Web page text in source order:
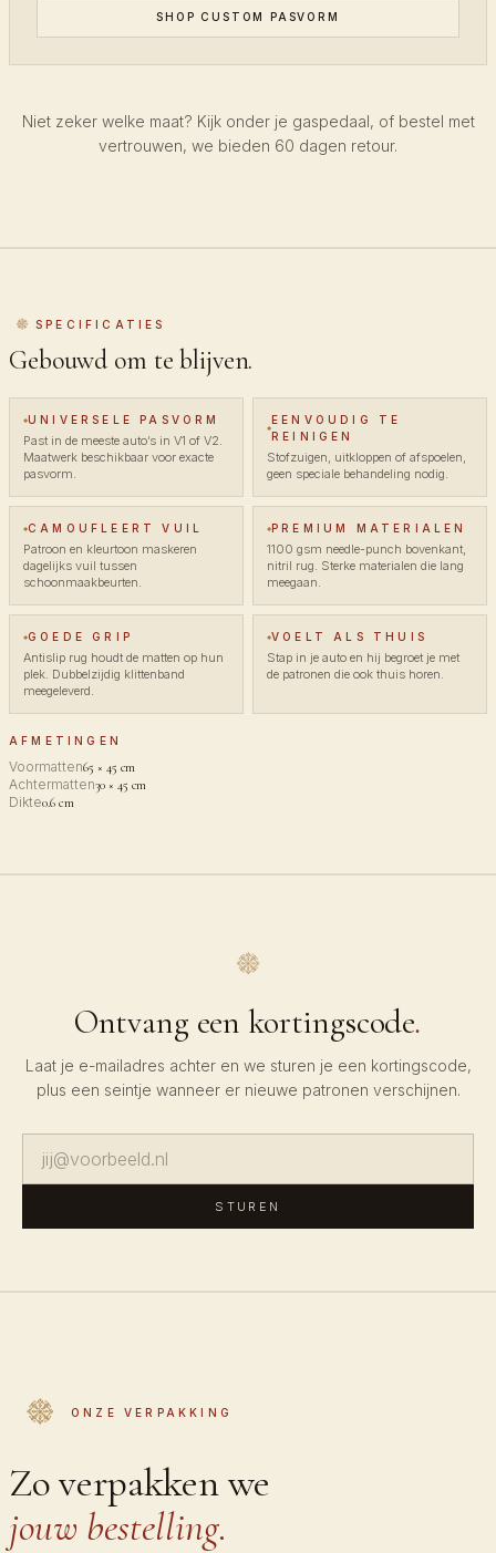
SHOP CUSTOM PASVORM
Niet zeker welke maat? Kijk onder je gaspedaal, of bestel met
vertrouwen, we bieden 60 dagen retour.
SPECIFICATIES
Gebouwd om te blijven.
UNIVERSELE PASVORM
Past in de meeste auto’s in V1 of V2.
Maatwerk beschikbaar voor exacte
pasvorm.
EENVOUDIG TE
REINIGEN
Stofzuigen, uitkloppen of afspoelen,
geen speciale behandeling nodig.
CAMOUFLEERT VUIL
Patroon en kleurtoon maskeren
dagelijks vuil tussen
schoonmaakbeurten.
PREMIUM MATERIALEN
1100 gsm needle-punch bovenkant,
nitril rug. Sterke materialen die lang
meegaan.
GOEDE GRIP
Antislip rug houdt de matten op hun
plek. Dubbelzijdig klittenband
meegeleverd.
VOELT ALS THUIS
Stap in je auto en hij begroet je met
de patronen die ook thuis horen.
AFMETINGEN
Voormatten65 × 45 cm
Achtermatten30 × 45 cm
Dikte0.6 cm
Ontvang een kortingscode.
Laat je e-mailadres achter en we sturen je een kortingscode,
plus een seintje wanneer er nieuwe patronen verschijnen.
STUREN
ONZE VERPAKKING
Zo verpakken we
jouw bestelling.